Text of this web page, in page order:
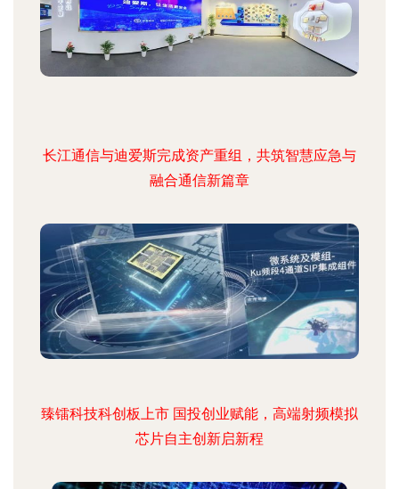
长江通信与迪爱斯完成资产重组，共筑智慧应急与
融合通信新篇章
臻镭科技科创板上市 国投创业赋能，高端射频模拟
芯片自主创新启新程